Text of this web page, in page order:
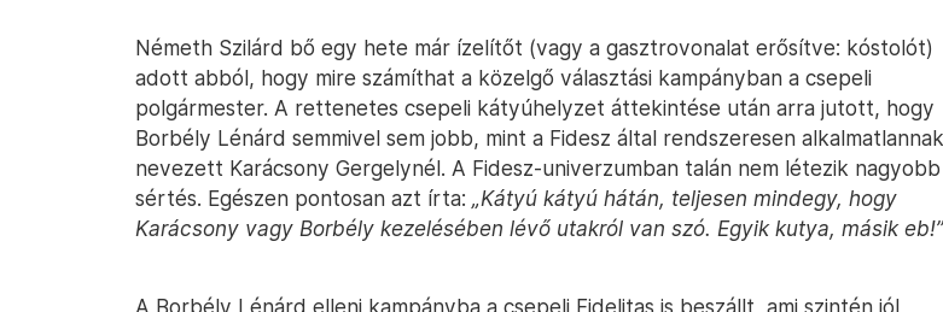
Németh Szilárd bő egy hete már ízelítőt (vagy a gasztrovonalat erősítve: kóstolót)
adott abból, hogy mire számíthat a közelgő választási kampányban a csepeli
polgármester. A rettenetes csepeli kátyúhelyzet áttekintése után arra jutott, hogy
Borbély Lénárd semmivel sem jobb, mint a Fidesz által rendszeresen alkalmatlannak
nevezett Karácsony Gergelynél. A Fidesz-univerzumban talán nem létezik nagyobb
sértés. Egészen pontosan azt írta: „Kátyú kátyú hátán, teljesen mindegy, hogy
Karácsony vagy Borbély kezelésében lévő utakról van szó. Egyik kutya, másik eb!”
A Borbély Lénárd elleni kampányba a csepeli Fidelitas is beszállt, ami szintén jól